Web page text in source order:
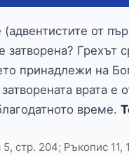
от
затворена?
принадлежи на
врата е
време.
5, стр. 204; Ръкопис 11,